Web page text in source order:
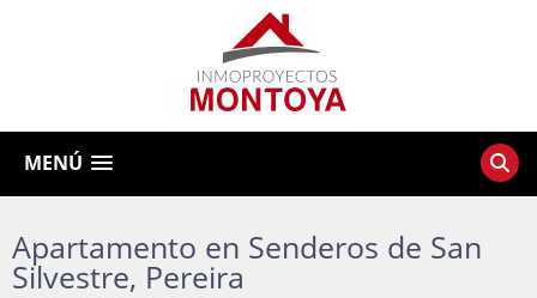
MENÚ
Apartamento en Senderos de San
Silvestre, Pereira